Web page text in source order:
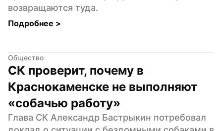
возвращаются туда.
Подробнее >
Общество
СК проверит, почему в
Краснокаменске не выполняют
«собачью работу»
Глава СК Александр Бастрыкин потребовал